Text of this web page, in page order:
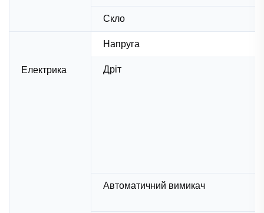
Скло
Електрика
Напруга
Дріт
Автоматичний вимикач